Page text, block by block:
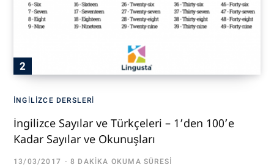
İNGILIZCE DERSLERI
İngilizce Sayılar ve Türkçeleri – 1’den 100’e
Kadar Sayılar ve Okunuşları
13/03/2017 8 DAKIKA OKUMA SÜRESI